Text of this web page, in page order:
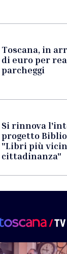
Toscana, in
di euro per
parcheggi
Si rinnova
progetto
"Libri più
cittadinanza"